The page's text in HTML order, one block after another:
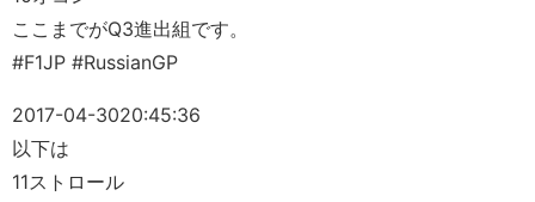
ここまでがQ3進出組です。
#F1JP #RussianGP
2017-04-3020:45:36
以下は
11ストロール